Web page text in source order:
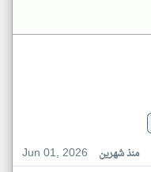
Jun 01, 2026
منذ شهرين